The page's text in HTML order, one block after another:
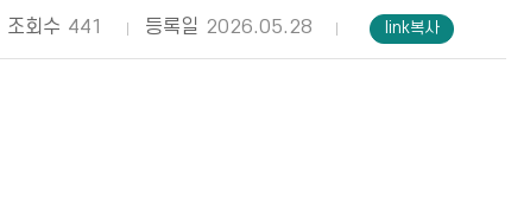
조회수 441 등록일 2026.05.28